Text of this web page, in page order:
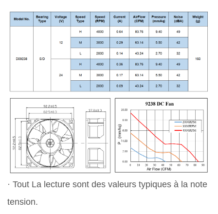
· Tout La lecture sont des valeurs typiques à la note
tension.